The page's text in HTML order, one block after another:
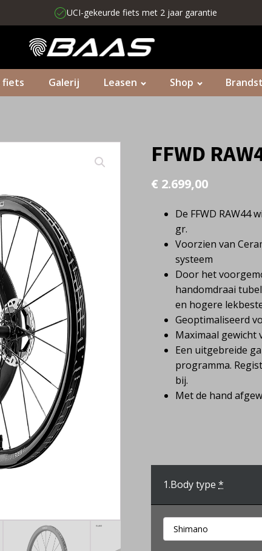
UCI-gekeurde fiets met 2 jaar garantie
fiets Galerij Leasen Shop
FFWD
€ 2.699,00
De FFWD RAW44
gr.
Voorzien van
systeem
Door het
handomdraai
en hogere
Geoptimaliseerd
Maximaal gewicht
Een uitgebreide
programma.
bij.
Met de hand
1.Body type *